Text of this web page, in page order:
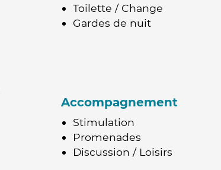
Toilette / Change
Gardes de nuit
Accompagnement
Stimulation
Promenades
Discussion / Loisirs